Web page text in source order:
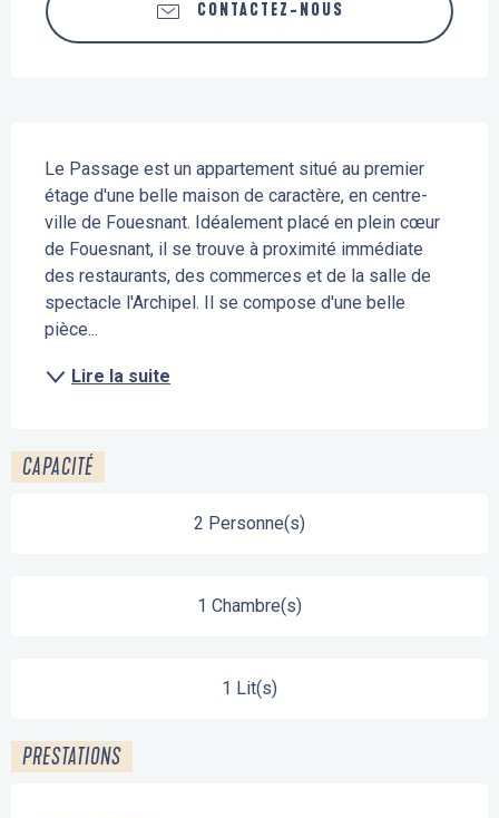
CONTACTEZ-NOUS
Le Passage est un appartement situé au premier
étage d'une belle maison de caractère, en centre-
ville de Fouesnant. Idéalement placé en plein cœur
de Fouesnant, il se trouve à proximité immédiate
des restaurants, des commerces et de la salle de
spectacle l'Archipel. Il se compose d'une belle
pièce...
Lire la suite
CAPACITÉ
2 Personne(s)
1 Chambre(s)
1 Lit(s)
PRESTATIONS